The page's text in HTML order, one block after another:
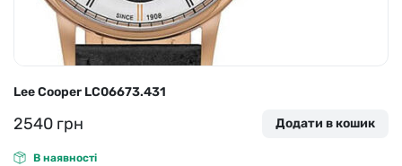
Lee Cooper LC06673.431
2540 грн Додати в кошик
В наявності